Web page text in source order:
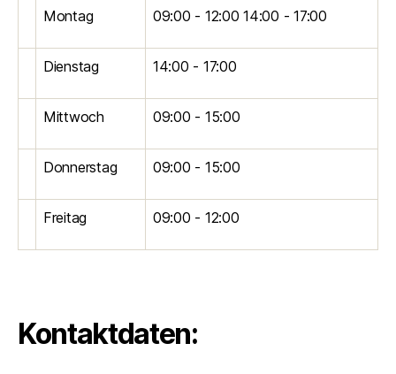
Montag 09:00 - 12:00 14:00 - 17:00
Dienstag 14:00 - 17:00
Mittwoch 09:00 - 15:00
Donnerstag 09:00 - 15:00
Freitag 09:00 - 12:00
Kontaktdaten: